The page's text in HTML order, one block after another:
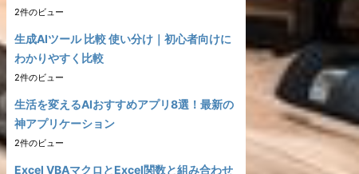
2件のビュー
生成AIツール 比較 使い分け｜初心者向けに
わかりやすく比較
2件のビュー
生活を変えるAIおすすめアプリ8選！最新の
神アプリケーション
2件のビュー
Excel VBAマクロとExcel関数と組み合わせ